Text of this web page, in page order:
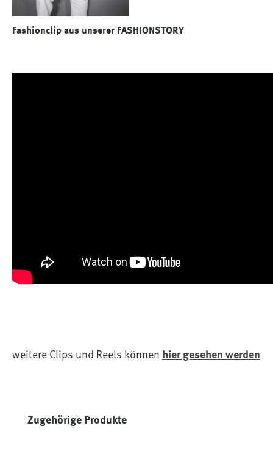
Fashionclip aus unserer FASHIONSTORY
weitere Clips und Reels können hier gesehen werden
Produktgalerie überspringen
Zugehörige Produkte